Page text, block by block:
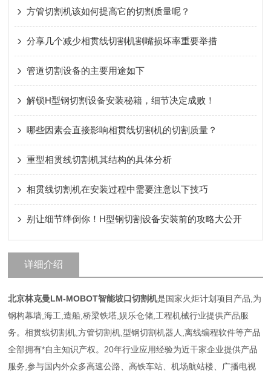
方管切割机该如何提高它的切割质量呢？
分享几个减少相贯线切割机割嘴损坏率重要举措
管道切割设备的主要用途如下
解锁H型钢切割设备安装秘籍，细节决定成败！
哪些因素会直接影响相贯线切割机的切割质量？
重型相贯线切割机其结构的具体分析
相贯线切割机在安装过程中需要注意以下技巧
别让细节绊倒你！H型钢切割设备安装前的攻略大公开
详细介绍
北京林克曼LM-MOBOT智能坡口切割机是国家火炬计划项目产品,为
钢构幕墙,海工,造船,桥梁铁塔,娱乐仓储,工程机械行业提供产品服
务。相贯线切割机,方管切割机,型钢切割机器人,离线编程软件等产品
全部拥有*自主知识产权。20年行业应用经验为近干家企业提供产品
服务,参与国内外众多高速公路、高铁车站、机场航站楼、广播电视